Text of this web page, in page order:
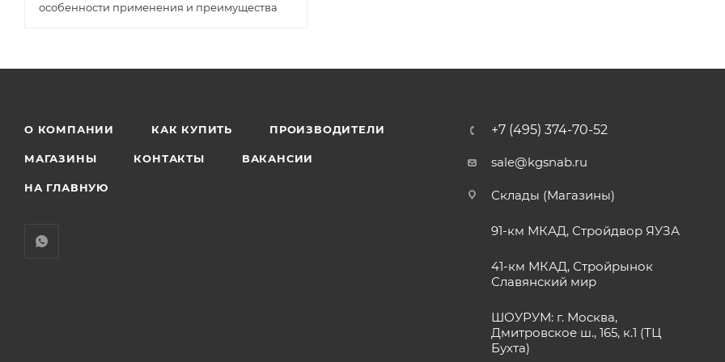
особенности применения и преимущества
О КОМПАНИИ КАК КУПИТЬ ПРОИЗВОДИТЕЛИ
МАГАЗИНЫ КОНТАКТЫ ВАКАНСИИ
НА ГЛАВНУЮ
+7 (495) 374-70-52
sale@kgsnab.ru
Склады (Магазины)
91-км МКАД, Стройдвор ЯУЗА
41-км МКАД, Стройрынок
Славянский мир
ШОУРУМ: г. Москва,
Дмитровское ш., 165, к.1 (ТЦ
Бухта)